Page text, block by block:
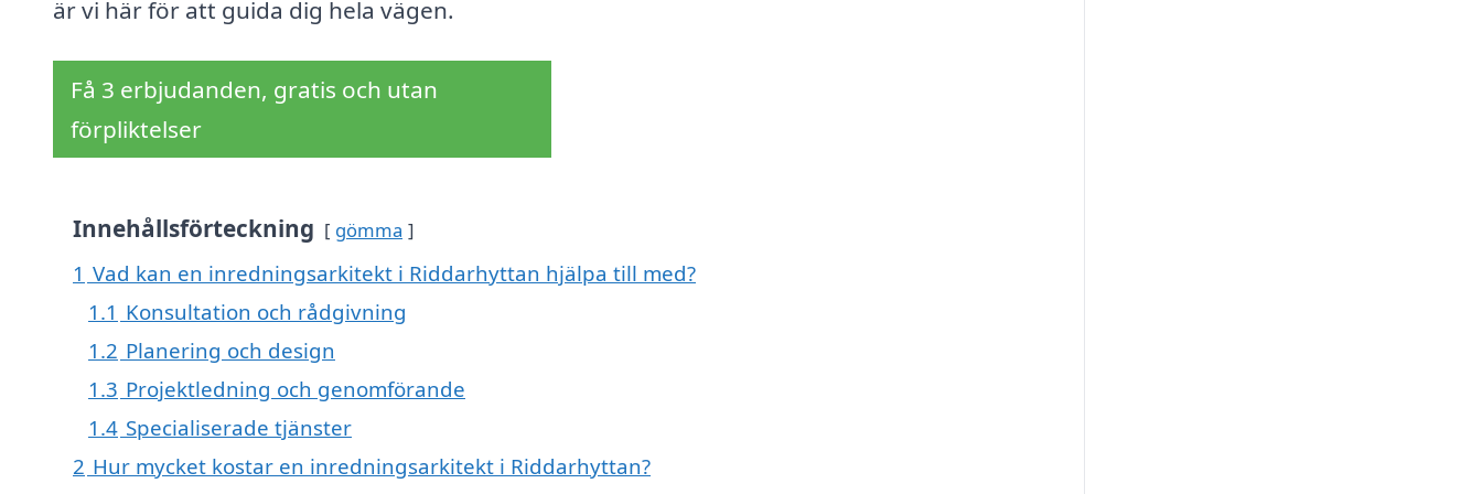
är vi här för att guida dig hela vägen.
Få 3 erbjudanden, gratis och utan
förpliktelser
Innehållsförteckning gömma
1 Vad kan en inredningsarkitekt i Riddarhyttan hjälpa till med?
1.1 Konsultation och rådgivning
1.2 Planering och design
1.3 Projektledning och genomförande
1.4 Specialiserade tjänster
2 Hur mycket kostar en inredningsarkitekt i Riddarhyttan?